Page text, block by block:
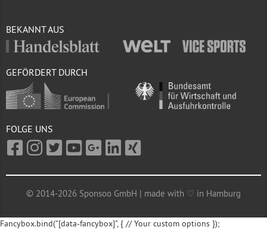
BEKANNT AUS
GEFÖRDERT DURCH
FOLGE UNS
© 2014-2026 Sponsoo GmbH | made with ♡ in Hamburg
Fancybox.bind("[data-fancybox]", { // Your custom options });